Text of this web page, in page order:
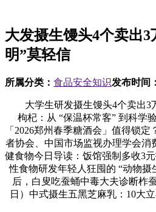
大发摄生馒头4个卖出3
明”莫轻信
所属分类： 食品安全知识发布时间：
大学生研发摄生馒头4个卖出3万
枸杞：从 “保温杯常客” 到科学
「2026郑州春季糖酒会」值得锁
者协会、中国市场监视办理学会消
健食物今日导读：饭馆强制多收3
性食物研发年轻人狂囤的 “动物摄
后，白叟吃蚕蛹中毒大夫诊断柞
日）中式摄生五黑芝麻乳：10大